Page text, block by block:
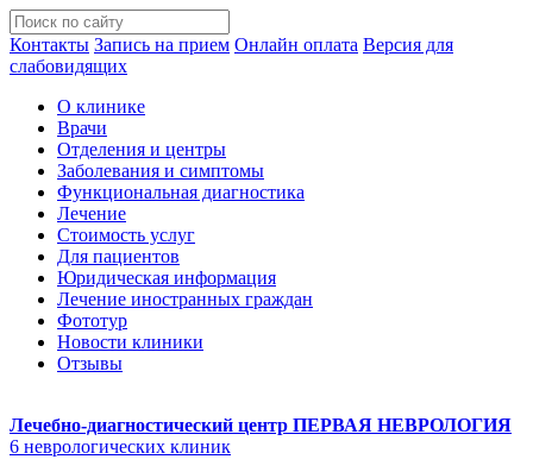
Контакты Запись на прием Онлайн оплата Версия для
слабовидящих
О клинике
Врачи
Отделения и центры
Заболевания и симптомы
Функциональная диагностика
Лечение
Стоимость услуг
Для пациентов
Юридическая информация
Лечение иностранных граждан
Фототур
Новости клиники
Отзывы
Лечебно-диагностический центр ПЕРВАЯ НЕВРОЛОГИЯ
6 неврологических клиник